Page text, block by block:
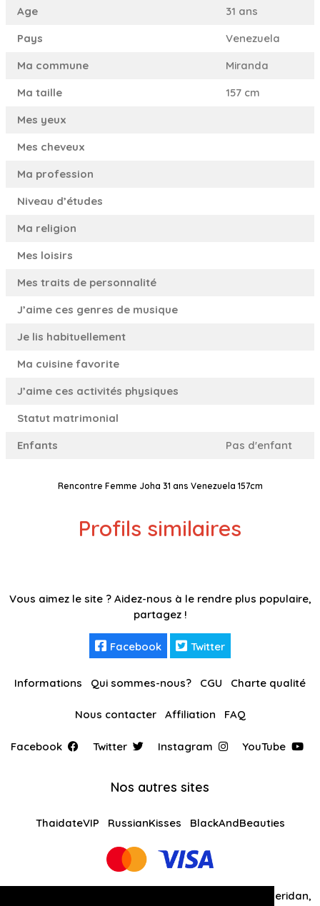
Age
31 ans
Pays
Venezuela
Ma commune
Miranda
Ma taille
157 cm
Mes yeux
Mes cheveux
Ma profession
Niveau d’études
Ma religion
Mes loisirs
Mes traits de personnalité
J’aime ces genres de musique
Je lis habituellement
Ma cuisine favorite
J’aime ces activités physiques
Statut matrimonial
Enfants
Pas d'enfant
Rencontre Femme Joha 31 ans Venezuela 157cm
Profils similaires
Vous aimez le site ? Aidez-nous à le rendre plus populaire,
partagez !
Facebook Twitter
Informations Qui sommes-nous? CGU Charte qualité
Nous contacter Affiliation FAQ
Facebook Twitter Instagram YouTube
Nos autres sites
ThaidateVIP RussianKisses BlackAndBeauties
Global Solutions Medias LLC 30 N Gould St Ste R Sheridan,